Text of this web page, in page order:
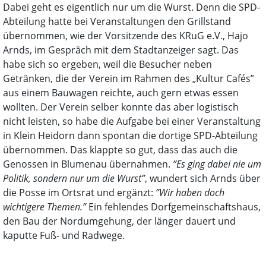
Dabei geht es eigentlich nur um die Wurst. Denn die SPD-
Abteilung hatte bei Veranstaltungen den Grillstand
übernommen, wie der Vorsitzende des KRuG e.V., Hajo
Arnds, im Gespräch mit dem Stadtanzeiger sagt. Das
habe sich so ergeben, weil die Besucher neben
Getränken, die der Verein im Rahmen des „Kultur Cafés”
aus einem Bauwagen reichte, auch gern etwas essen
wollten. Der Verein selber konnte das aber logistisch
nicht leisten, so habe die Aufgabe bei einer Veranstaltung
in Klein Heidorn dann spontan die dortige SPD-Abteilung
übernommen. Das klappte so gut, dass das auch die
Genossen in Blumenau übernahmen. ”Es ging dabei nie um
Politik, sondern nur um die Wurst”, wundert sich Arnds über
die Posse im Ortsrat und ergänzt: ”Wir haben doch
wichtigere Themen.”Ein fehlendes Dorfgemeinschaftshaus,
den Bau der Nordumgehung, der länger dauert und
kaputte Fuß- und Radwege.